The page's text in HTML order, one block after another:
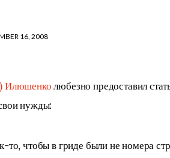
16, 2008
Илюшенко любезно предоставил
нужды:
то, чтобы в гриде были не номера